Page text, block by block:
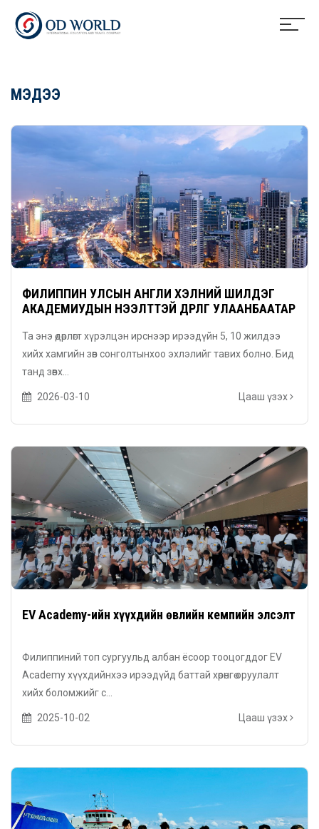
МЭДЭЭ
ФИЛИППИН УЛСЫН АНГЛИ ХЭЛНИЙ ШИЛДЭГ
АКАДЕМИУДЫН НЭЭЛТТЭЙ ӨДӨРЛӨГ УЛААНБААТАР
Та энэ өдөрлөгт хүрэлцэн ирснээр ирээдүйн 5, 10 жилдээ
хийх хамгийн зөв сонголтынхоо эхлэлийг тавих болно. Бид
танд зөвх...
2026-03-10 Цааш үзэх
EV Academy-ийн хүүхдийн өвлийн кемпийн элсэлт
Филиппиний топ сургуульд албан ёсоор тооцогддог EV
Academy хүүхдийнхээ ирээдүйд баттай хөрөнгө оруулалт
хийх боломжийг с...
2025-10-02 Цааш үзэх